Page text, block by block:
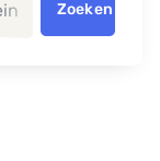
Zoeken